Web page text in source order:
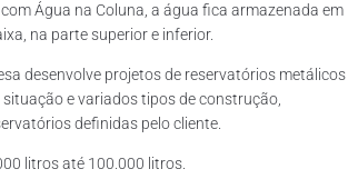
Água na Coluna, a água fica armazenada em
na parte superior e inferior.
desenvolve projetos de reservatórios metálicos
e variados tipos de construção,
definidas pelo cliente.
litros até 100.000 litros.